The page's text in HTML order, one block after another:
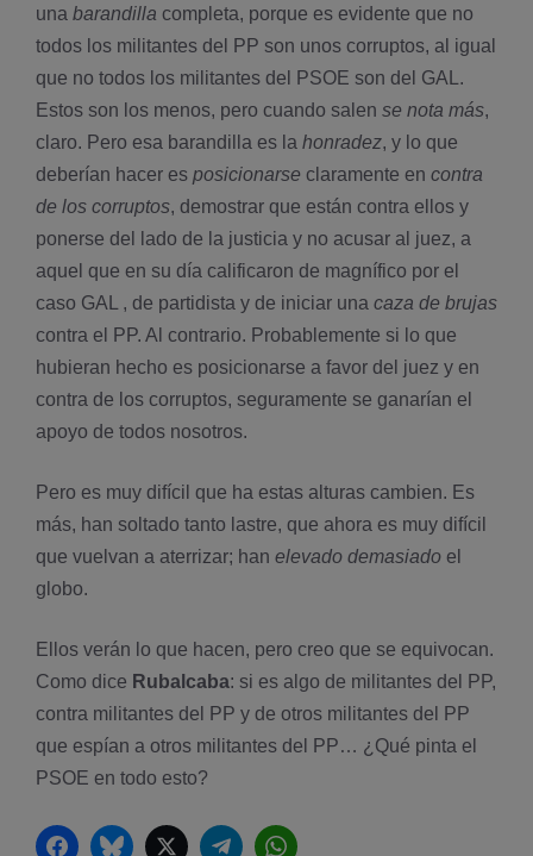
una barandilla completa, porque es evidente que no
todos los militantes del PP son unos corruptos, al igual
que no todos los militantes del PSOE son del GAL.
Estos son los menos, pero cuando salen se nota más,
claro. Pero esa barandilla es la honradez, y lo que
deberí­an hacer es posicionarse claramente en contra
de los corruptos, demostrar que están contra ellos y
ponerse del lado de la justicia y no acusar al juez, a
aquel que en su dí­a calificaron de magní­fico por el
caso GAL , de partidista y de iniciar una caza de brujas
contra el PP. Al contrario. Probablemente si lo que
hubieran hecho es posicionarse a favor del juez y en
contra de los corruptos, seguramente se ganarí­an el
apoyo de todos nosotros.
Pero es muy difícil que ha estas alturas cambien. Es
más, han soltado tanto lastre, que ahora es muy difícil
que vuelvan a aterrizar; han elevado demasiado el
globo.
Ellos verán lo que hacen, pero creo que se equivocan.
Como dice Rubalcaba: si es algo de militantes del PP,
contra militantes del PP y de otros militantes del PP
que espí­an a otros militantes del PP… ¿Qué pinta el
PSOE en todo esto?
FacebookBluesky Twitter Telegram